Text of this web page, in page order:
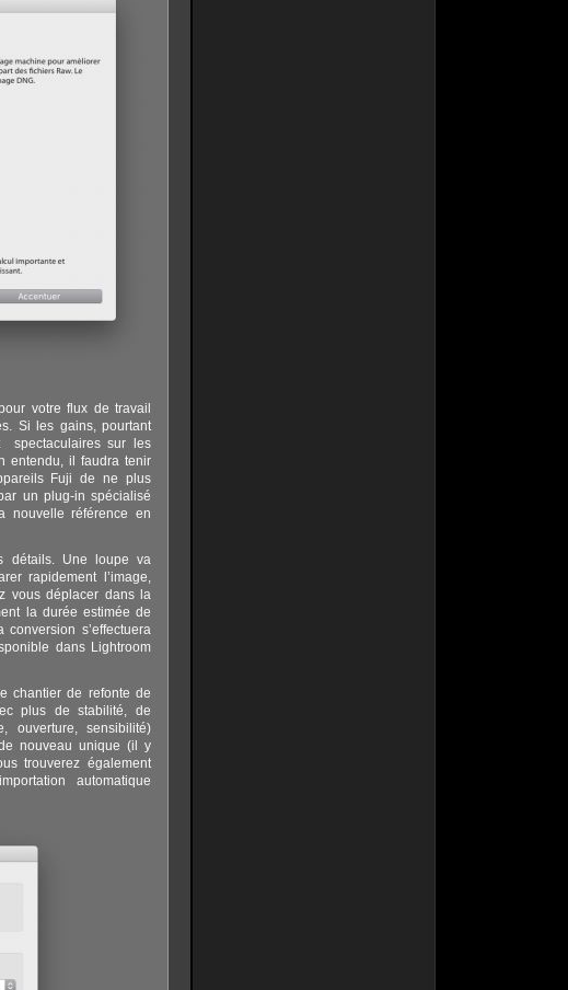
votre flux de travail
Si les gains, pourtant
spectaculaires sur les
entendu, il faudra tenir
Fuji de ne plus
un plug-in spécialisé
nouvelle référence en
détails. Une loupe va
rapidement l’image,
vous déplacer dans la
la durée estimée de
s’effectuera
dans Lightroom
chantier de refonte de
plus de stabilité, de
sensibilité)
nouveau unique (il y
trouverez également
automatique